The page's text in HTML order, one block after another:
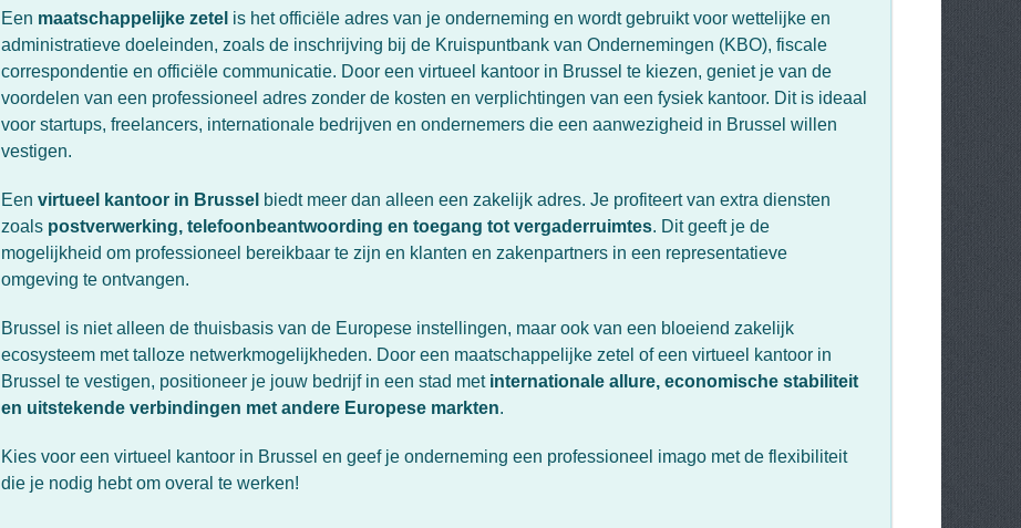
Een maatschappelijke zetel is het officiële adres van je onderneming en wordt gebruikt voor wettelijke en
administratieve doeleinden, zoals de inschrijving bij de Kruispuntbank van Ondernemingen (KBO), fiscale
correspondentie en officiële communicatie. Door een virtueel kantoor in Brussel te kiezen, geniet je van de
voordelen van een professioneel adres zonder de kosten en verplichtingen van een fysiek kantoor. Dit is ideaal
voor startups, freelancers, internationale bedrijven en ondernemers die een aanwezigheid in Brussel willen
vestigen.
Een virtueel kantoor in Brussel biedt meer dan alleen een zakelijk adres. Je profiteert van extra diensten
zoals postverwerking, telefoonbeantwoording en toegang tot vergaderruimtes. Dit geeft je de
mogelijkheid om professioneel bereikbaar te zijn en klanten en zakenpartners in een representatieve
omgeving te ontvangen.
Brussel is niet alleen de thuisbasis van de Europese instellingen, maar ook van een bloeiend zakelijk
ecosysteem met talloze netwerkmogelijkheden. Door een maatschappelijke zetel of een virtueel kantoor in
Brussel te vestigen, positioneer je jouw bedrijf in een stad met internationale allure, economische stabiliteit
en uitstekende verbindingen met andere Europese markten.
Kies voor een virtueel kantoor in Brussel en geef je onderneming een professioneel imago met de flexibiliteit
die je nodig hebt om overal te werken!